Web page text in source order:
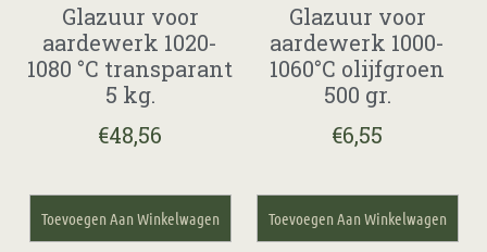
Glazuur voor
aardewerk 1020-
1080 °C transparant
5 kg.
€48,56
Toevoegen Aan Winkelwagen
Glazuur voor
aardewerk 1000-
1060°C olijfgroen
500 gr.
€6,55
Toevoegen Aan Winkelwagen